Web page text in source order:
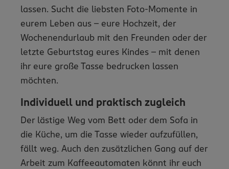
lassen. Sucht die liebsten Foto-Momente in
eurem Leben aus – eure Hochzeit, der
Wochenendurlaub mit den Freunden oder der
letzte Geburtstag eures Kindes – mit denen
ihr eure große Tasse bedrucken lassen
möchten.
Individuell und praktisch zugleich
Der lästige Weg vom Bett oder dem Sofa in
die Küche, um die Tasse wieder aufzufüllen,
fällt weg. Auch den zusätzlichen Gang auf der
Arbeit zum Kaffeeautomaten könnt ihr euch